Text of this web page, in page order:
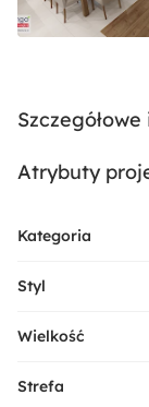
Atrybuty
Kategoria
Styl
Wielkość
Strefa